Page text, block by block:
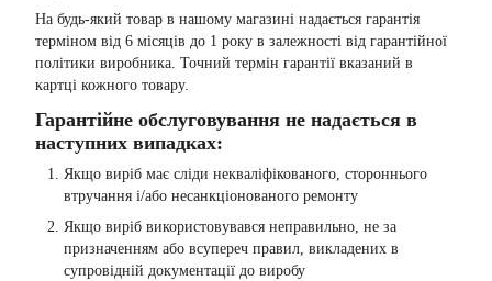
На будь-який товар в нашому магазині надається гарантія
терміном від 6 місяців до 1 року в залежності від гарантійної
політики виробника. Точний термін гарантії вказаний в
картці кожного товару.
Гарантійне обслуговування не надається в
наступних випадках:
Якщо виріб має сліди некваліфікованого, стороннього
втручання і/або несанкціонованого ремонту
Якщо виріб використовувався неправильно, не за
призначенням або всупереч правил, викладених в
супровідній документації до виробу